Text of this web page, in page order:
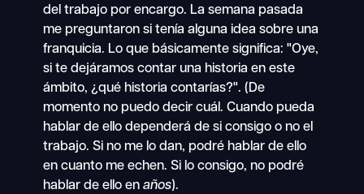
del trabajo por encargo. La semana pasada
me preguntaron si tenía alguna idea sobre una
franquicia. Lo que básicamente significa: "Oye,
si te dejáramos contar una historia en este
ámbito, ¿qué historia contarías?". (De
momento no puedo decir cuál. Cuando pueda
hablar de ello dependerá de si consigo o no el
trabajo. Si no me lo dan, podré hablar de ello
en cuanto me echen. Si lo consigo, no podré
hablar de ello en años).